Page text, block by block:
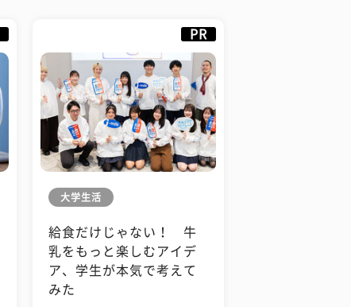
PR
大学生活
給食だけじゃない！ 牛
乳をもっと楽しむアイデ
ア、学生が本気で考えて
みた